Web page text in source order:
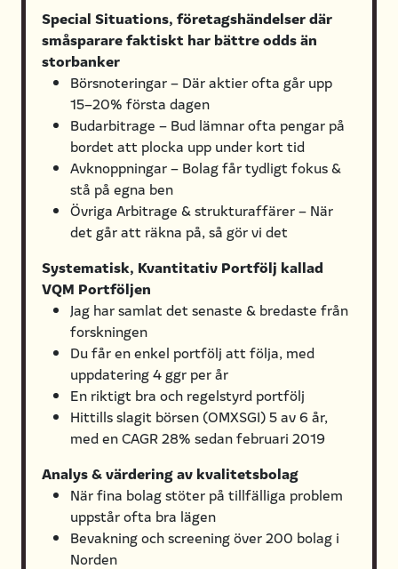
Special Situations, företagshändelser där
småsparare faktiskt har bättre odds än
storbanker
Börsnoteringar – Där aktier ofta går upp
15–20% första dagen
Budarbitrage – Bud lämnar ofta pengar på
bordet att plocka upp under kort tid
Avknoppningar – Bolag får tydligt fokus &
stå på egna ben
Övriga Arbitrage & strukturaffärer – När
det går att räkna på, så gör vi det
Systematisk, Kvantitativ Portfölj kallad
VQM Portföljen
Jag har samlat det senaste & bredaste från
forskningen
Du får en enkel portfölj att följa, med
uppdatering 4 ggr per år
En riktigt bra och regelstyrd portfölj
Hittills slagit börsen (OMXSGI) 5 av 6 år,
med en CAGR 28% sedan februari 2019
Analys & värdering av kvalitetsbolag
När fina bolag stöter på tillfälliga problem
uppstår ofta bra lägen
Bevakning och screening över 200 bolag i
Norden